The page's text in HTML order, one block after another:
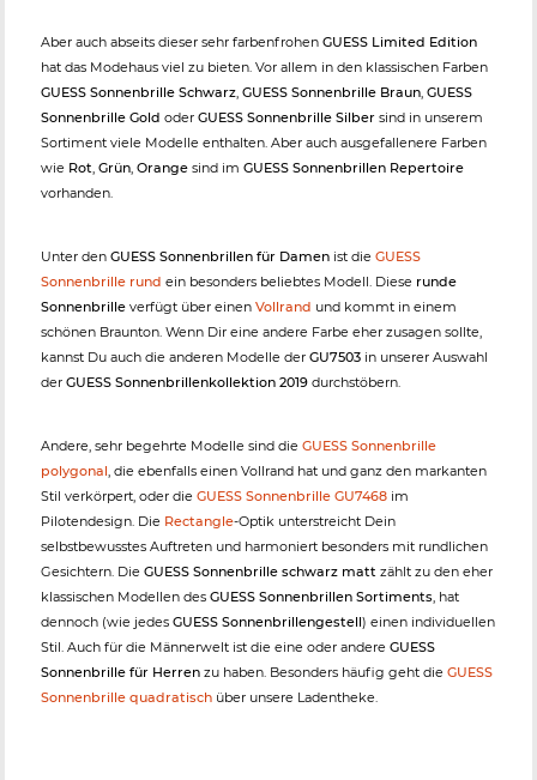
Aber auch abseits dieser sehr farbenfrohen GUESS Limited Edition
hat das Modehaus viel zu bieten. Vor allem in den klassischen Farben
GUESS Sonnenbrille Schwarz, GUESS Sonnenbrille Braun, GUESS
Sonnenbrille Gold oder GUESS Sonnenbrille Silber sind in unserem
Sortiment viele Modelle enthalten. Aber auch ausgefallenere Farben
wie Rot, Grün, Orange sind im GUESS Sonnenbrillen Repertoire
vorhanden.
Unter den GUESS Sonnenbrillen für Damen ist die GUESS
Sonnenbrille rund ein besonders beliebtes Modell. Diese runde
Sonnenbrille verfügt über einen Vollrand und kommt in einem
schönen Braunton. Wenn Dir eine andere Farbe eher zusagen sollte,
kannst Du auch die anderen Modelle der GU7503 in unserer Auswahl
der GUESS Sonnenbrillenkollektion 2019 durchstöbern.
Andere, sehr begehrte Modelle sind die GUESS Sonnenbrille
polygonal, die ebenfalls einen Vollrand hat und ganz den markanten
Stil verkörpert, oder die GUESS Sonnenbrille GU7468 im
Pilotendesign. Die Rectangle-Optik unterstreicht Dein
selbstbewusstes Auftreten und harmoniert besonders mit rundlichen
Gesichtern. Die GUESS Sonnenbrille schwarz matt zählt zu den eher
klassischen Modellen des GUESS Sonnenbrillen Sortiments, hat
dennoch (wie jedes GUESS Sonnenbrillengestell) einen individuellen
Stil. Auch für die Männerwelt ist die eine oder andere GUESS
Sonnenbrille für Herren zu haben. Besonders häufig geht die GUESS
Sonnenbrille quadratisch über unsere Ladentheke.